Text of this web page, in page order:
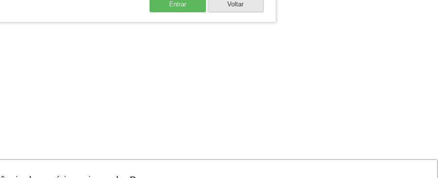
Entrar Voltar